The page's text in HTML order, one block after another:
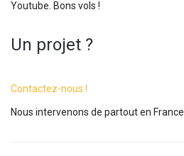
Youtube. Bons vols !
Un projet ?
Contactez-nous !
Nous intervenons de partout en France.